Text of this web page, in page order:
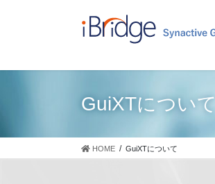
GuiXTについて
HOME GuiXTについて